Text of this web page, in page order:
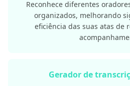
Reconhece diferentes
organizados, melhorando
eficiência das suas atas de
Gerador de